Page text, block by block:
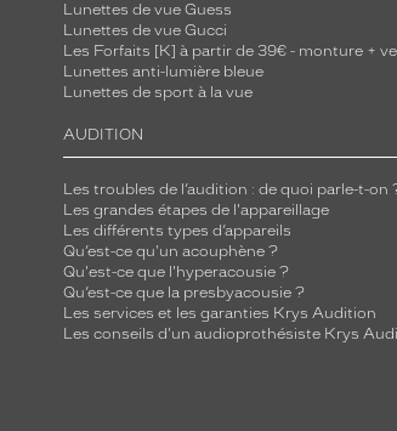
Lunettes de vue Guess
Lunettes de vue Gucci
Les Forfaits [K] à partir de 39€ - monture +
Lunettes anti-lumière bleue
Lunettes de sport à la vue
AUDITION
Les troubles de l’audition : de quoi parle-t-on
Les grandes étapes de l'appareillage
Les différents types d’appareils
Qu’est-ce qu'un acouphène ?
Qu'est-ce que l'hyperacousie ?
Qu’est-ce que la presbyacousie ?
Les services et les garanties Krys Audition
Les conseils d'un audioprothésiste Krys